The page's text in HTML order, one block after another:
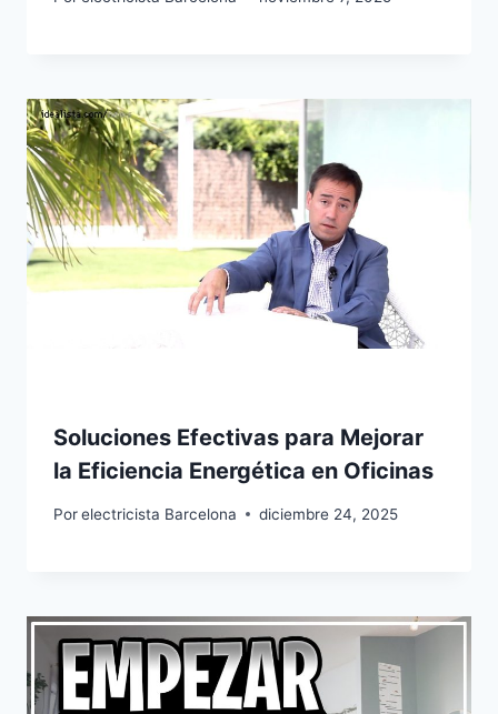
Soluciones Efectivas para Mejorar
la Eficiencia Energética en Oficinas
Porelectricista Barcelona diciembre 24, 2025